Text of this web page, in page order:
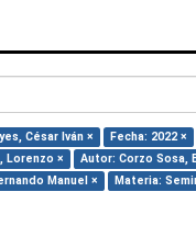
César Iván × Fecha: 2022 ×
Lorenzo × Autor: Corzo Sosa,
Manuel × Materia: